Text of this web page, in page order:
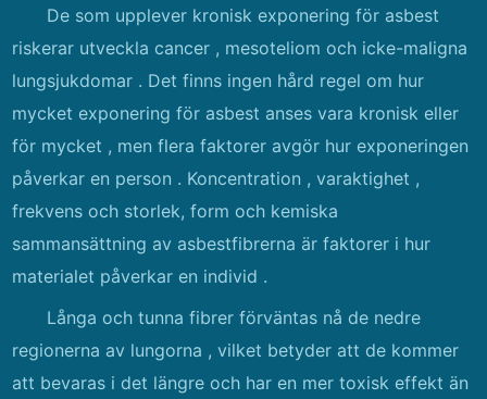
De som upplever kronisk exponering för asbest
riskerar utveckla cancer , mesoteliom och icke-maligna
lungsjukdomar . Det finns ingen hård regel om hur
mycket exponering för asbest anses vara kronisk eller
för mycket , men flera faktorer avgör hur exponeringen
påverkar en person . Koncentration , varaktighet ,
frekvens och storlek, form och kemiska
sammansättning av asbestfibrerna är faktorer i hur
materialet påverkar en individ .
Långa och tunna fibrer förväntas nå de nedre
regionerna av lungorna , vilket betyder att de kommer
att bevaras i det längre och har en mer toxisk effekt än